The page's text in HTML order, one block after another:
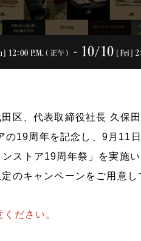
区、代表取締役社長 久保田
の19周年を記念し、9月11
ストア19周年祭」を実施い
のキャンペーンをご用意し
ださい。